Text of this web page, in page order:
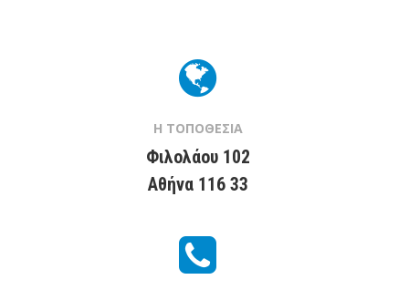
Η ΤΟΠΟΘΕΣΙΑ
Φιλολάου 102
Αθήνα 116 33